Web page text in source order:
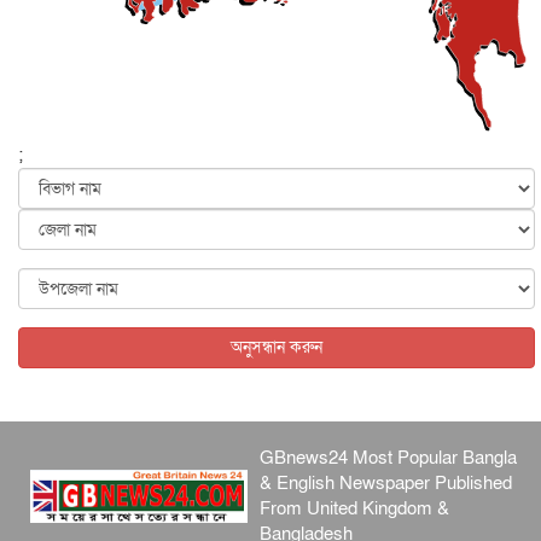
জাতীয় ৫ আগস্ট, ২০২৬
হরমুজ নিয়ে ইরান-মার্কিন চুক্তি হতে পারে আজ : মার্কিন অর্থমন...
৫ আগস্ট, ২০২৬
পৃথিবীর দিকে আসছে বিধ্বংসী বস্তু, পারমাণবিক বোমা দিয়ে করা
আন্তর্জাতিক ৫ আগস্ট, ২০২৬
কেনিয়ায় ১৫ হাতির রহস্যজনক মৃত্যু, সন্দেহের মুখে কীটনাশকের
আন্তর্জাতিক ৫ আগস্ট, ২০২৬
;
অনুসন্ধান করুন
GBnews24 Most Popular Bangla
& English Newspaper Published
From United Kingdom &
Bangladesh